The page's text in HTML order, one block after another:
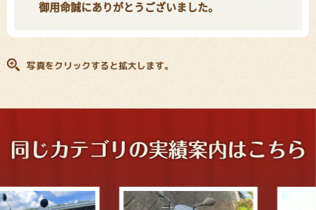
御用命誠にありがとうございました。
写真をクリックすると拡大します。